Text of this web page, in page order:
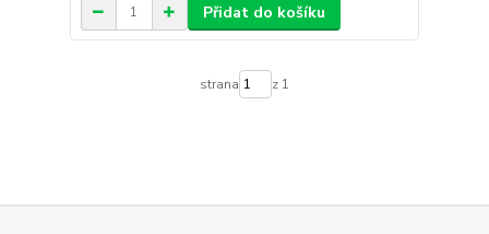
Přidat do košíku
strana z 1